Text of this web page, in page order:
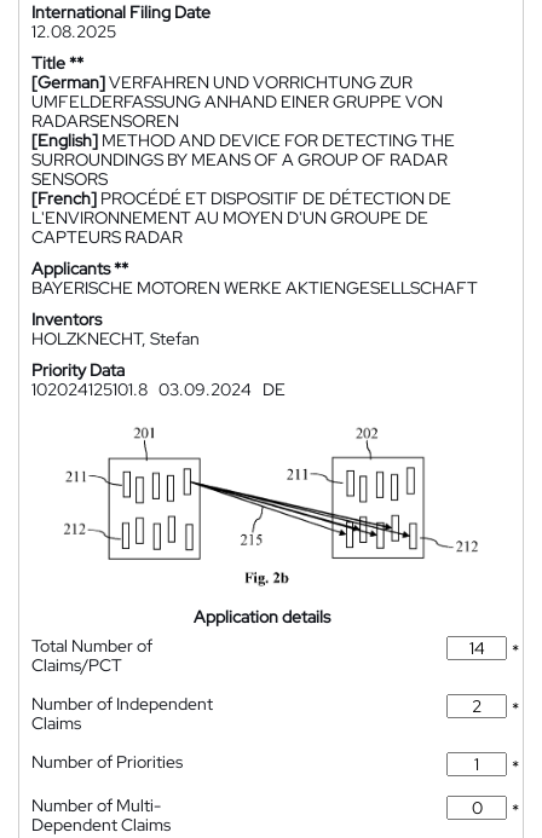
International Filing Date
12.08.2025
Title **
[German]VERFAHREN UND VORRICHTUNG ZUR
UMFELDERFASSUNG ANHAND EINER GRUPPE VON
RADARSENSOREN
[English] METHOD AND DEVICE FOR DETECTING THE
SURROUNDINGS BY MEANS OF A GROUP OF RADAR
SENSORS
[French] PROCÉDÉ ET DISPOSITIF DE DÉTECTION DE
L'ENVIRONNEMENT AU MOYEN D'UN GROUPE DE
CAPTEURS RADAR
Applicants **
BAYERISCHE MOTOREN WERKE AKTIENGESELLSCHAFT
Inventors
HOLZKNECHT, Stefan
Priority Data
102024125101.8 03.09.2024 DE
Application details
Total Number of
Claims/PCT
*
Number of Independent
Claims
*
Number of Priorities
*
Number of Multi-
Dependent Claims
*